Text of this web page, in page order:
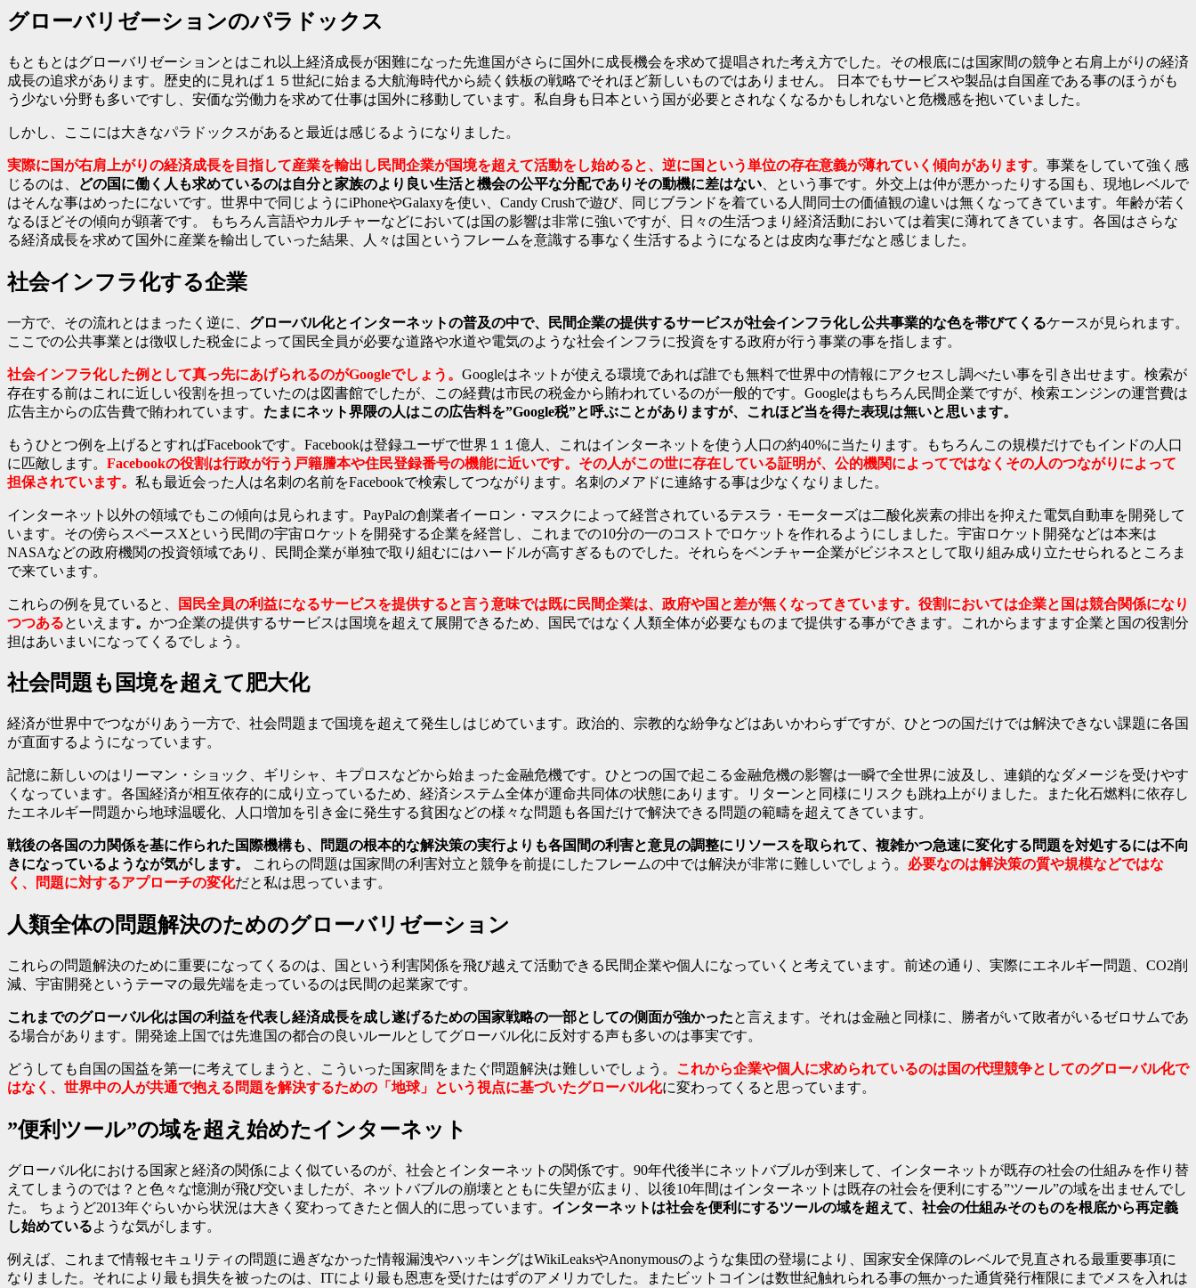
グローバリゼーションのパラドックス
もともとはグローバリゼーションとはこれ以上経済成長が困難になった先進国がさらに国外に成長機会を求めて提唱された考え方でした。その根底には国家間の競争と右肩上がりの経済
成長の追求があります。歴史的に見れば１５世紀に始まる大航海時代から続く鉄板の戦略でそれほど新しいものではありません。 日本でもサービスや製品は自国産である事のほうがも
う少ない分野も多いですし、安価な労働力を求めて仕事は国外に移動しています。私自身も日本という国が必要とされなくなるかもしれないと危機感を抱いていました。
しかし、ここには大きなパラドックスがあると最近は感じるようになりました。
実際に国が右肩上がりの経済成長を目指して産業を輸出し民間企業が国境を超えて活動をし始めると、逆に国という単位の存在意義が薄れていく傾向があります。事業をしていて強く感
じるのは、
どの国に働く人も求めているのは自分と家族のより良い生活と機会の公平な分配でありその動機に差はない 、という事です。外交上は仲が悪かったりする国も、現地レベルで
はそんな事はめったにないです。世界中で同じようにiPhoneやGalaxyを使い、Candy Crushで遊び、同じブランドを着ている人間同士の価値観の違いは無くなってきています。年齢が若く
なるほどその傾向が顕著です。 もちろん言語やカルチャーなどにおいては国の影響は非常に強いですが、日々の生活つまり経済活動においては着実に薄れてきています。各国はさらな
る経済成長を求めて国外に産業を輸出していった結果、人々は国というフレームを意識する事なく生活するようになるとは皮肉な事だなと感じました。
社会インフラ化する企業
一方で、その流れとはまったく逆に、 グローバル化とインターネットの普及の中で、民間企業の提供するサービスが社会インフラ化し公共事業的な色を帯びてくるケースが見られます。
ここでの公共事業とは徴収した税金によって国民全員が必要な道路や水道や電気のような社会インフラに投資をする政府が行う事業の事を指します。
社会インフラ化した例として真っ先にあげられるのがGoogleでしょう。 Googleはネットが使える環境であれば誰でも無料で世界中の情報にアクセスし調べたい事を引き出せます。検索が
存在する前はこれに近しい役割を担っていたのは図書館でしたが、この経費は市民の税金から賄われているのが一般的です。Googleはもちろん民間企業ですが、検索エンジンの運営費は
広告主からの広告費で賄われています。 たまにネット界隈の人はこの広告料を”Google税”と呼ぶことがありますが、これほど当を得た表現は無いと思います。
もうひとつ例を上げるとすればFacebookです。Facebookは登録ユーザで世界１１億人、これはインターネットを使う人口の約40%に当たります。もちろんこの規模だけでもインドの人口
に匹敵します。 Facebookの役割は行政が行う戸籍謄本や住民登録番号の機能に近いです。その人がこの世に存在している証明が、公的機関によってではなくその人のつながりによって
担保されています。 私も最近会った人は名刺の名前をFacebookで検索してつながります。名刺のメアドに連絡する事は少なくなりました。
インターネット以外の領域でもこの傾向は見られます。PayPalの創業者イーロン・マスクによって経営されているテスラ・モーターズは二酸化炭素の排出を抑えた電気自動車を開発して
います。その傍らスペースXという民間の宇宙ロケットを開発する企業を経営し、これまでの10分の一のコストでロケットを作れるようにしました。宇宙ロケット開発などは本来は
NASAなどの政府機関の投資領域であり、民間企業が単独で取り組むにはハードルが高すぎるものでした。それらをベンチャー企業がビジネスとして取り組み成り立たせられるところま
で来ています。
これらの例を見ていると、
国民全員の利益になるサービスを提供すると言う意味では既に民間企業は、政府や国と差が無くなってきています。役割においては企業と国は競合関係になり
つつあるといえます。 かつ企業の提供するサービスは国境を超えて展開できるため、国民ではなく人類全体が必要なものまで提供する事ができます。これからますます企業と国の役割分
担はあいまいになってくるでしょう。
社会問題も国境を超えて肥大化
経済が世界中でつながりあう一方で、社会問題まで国境を超えて発生しはじめています。政治的、宗教的な紛争などはあいかわらずですが、ひとつの国だけでは解決できない課題に各国
が直面するようになっています。
記憶に新しいのはリーマン・ショック、ギリシャ、キプロスなどから始まった金融危機です。ひとつの国で起こる金融危機の影響は一瞬で全世界に波及し、連鎖的なダメージを受けやす
くなっています。各国経済が相互依存的に成り立っているため、経済システム全体が運命共同体の状態にあります。リターンと同様にリスクも跳ね上がりました。また化石燃料に依存し
たエネルギー問題から地球温暖化、人口増加を引き金に発生する貧困などの様々な問題も各国だけで解決できる問題の範疇を超えてきています。
戦後の各国の力関係を基に作られた国際機構も、問題の根本的な解決策の実行よりも各国間の利害と意見の調整にリソースを取られて、複雑かつ急速に変化する問題を対処するには不向
きになっているようなが気がします。
これらの問題は国家間の利害対立と競争を前提にしたフレームの中では解決が非常に難しいでしょう。 必要なのは解決策の質や規模などではな
く、問題に対するアプローチの変化だと私は思っています。
人類全体の問題解決のためのグローバリゼーション
これらの問題解決のために重要になってくるのは、国という利害関係を飛び越えて活動できる民間企業や個人になっていくと考えています。前述の通り、実際にエネルギー問題、CO2削
減、宇宙開発というテーマの最先端を走っているのは民間の起業家です。
これまでのグローバル化は国の利益を代表し経済成長を成し遂げるための国家戦略の一部としての側面が強かったと言えます。それは金融と同様に、勝者がいて敗者がいるゼロサムであ
る場合があります。開発途上国では先進国の都合の良いルールとしてグローバル化に反対する声も多いのは事実です。
どうしても自国の国益を第一に考えてしまうと、こういった国家間をまたぐ問題解決は難しいでしょう。
これから企業や個人に求められているのは国の代理競争としてのグローバル化で
はなく、世界中の人が共通で抱える問題を解決するための「地球」という視点に基づいたグローバル化に変わってくると思っています。
”便利ツール”の域を超え始めたインターネット
グローバル化における国家と経済の関係によく似ているのが、社会とインターネットの関係です。90年代後半にネットバブルが到来して、インターネットが既存の社会の仕組みを作り替
えてしまうのでは？と色々な憶測が飛び交いましたが、ネットバブルの崩壊とともに失望が広まり、以後10年間はインターネットは既存の社会を便利にする”ツール”の域を出ませんでし
た。 ちょうど2013年ぐらいから状況は大きく変わってきたと個人的に思っています。 インターネットは社会を便利にするツールの域を超えて、社会の仕組みそのものを根底から再定義
し始めているような気がします。
例えば、これまで情報セキュリティの問題に過ぎなかった情報漏洩やハッキングはWikiLeaksやAnonymousのような集団の登場により、国家安全保障のレベルで見直される最重要事項に
なりました。それにより最も損失を被ったのは、ITにより最も恩恵を受けたはずのアメリカでした。またビットコインは数世紀触れられる事の無かった通貨発行権限にまでメスを入れは